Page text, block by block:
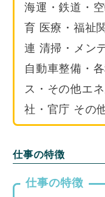
海運・鉄道・
育 医療・福祉
連 清掃・メン
自動車整備・
ス・その他エ
社・官庁 その
仕事の特徴
仕事の特徴